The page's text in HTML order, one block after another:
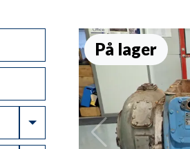
Toggle Dropdown
På lager